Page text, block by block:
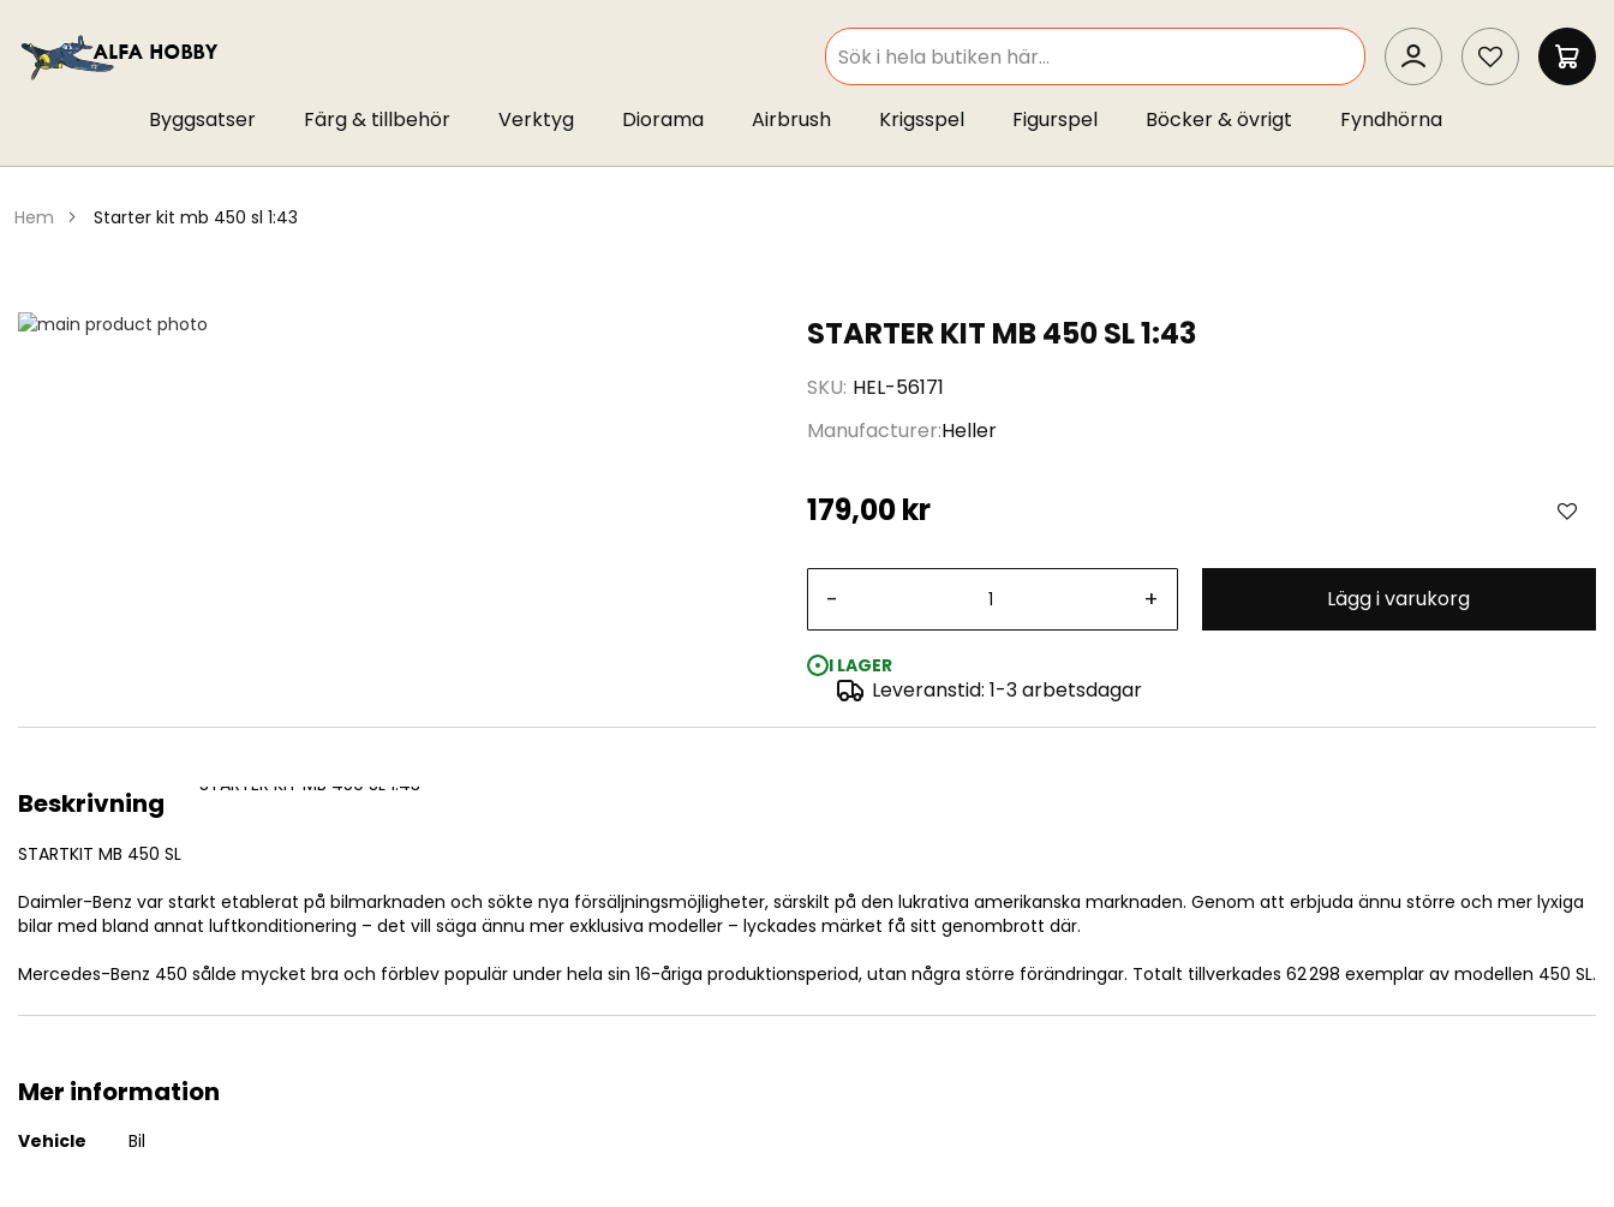
SEARCH
SEARCH
MIN
Byggsatser Färg & tillbehör Verktyg Diorama Airbrush Krigsspel Figurspel Böcker & övrigt Fyndhörna
hem starter kit mb 450 sl 1:43
STARTER KIT MB 450 SL 1:43
SKU HEL-56171
Manufacturer Heller
179,00 kr
- + Lägg i varukorg
I LAGER
Leveranstid: 1-3 arbetsdagar
Hoppa
STARTER KIT MB 450 SL 1:43
Beskrivning
STARTKIT MB 450 SL
Daimler-Benz var starkt etablerat på bilmarknaden och sökte nya försäljningsmöjligheter, särskilt på den lukrativa amerikanska marknaden. Genom att erbjuda ännu större och mer lyxiga
bilar med bland annat luftkonditionering – det vill säga ännu mer exklusiva modeller – lyckades märket få sitt genombrott där.
Mercedes-Benz 450 sålde mycket bra och förblev populär under hela sin 16-åriga produktionsperiod, utan några större förändringar. Totalt tillverkades 62 298 exemplar av modellen 450 SL.
Mer information
Mer
Vehicle Bil